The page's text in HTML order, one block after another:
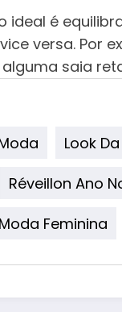
ideal é
versa. Por
saia
Look
Réveillon Ano
Feminina